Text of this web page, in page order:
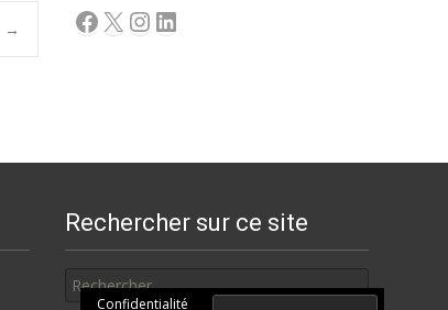
→ Facebook
X Instagram
LinkedIn
Rechercher sur ce site
Confidentialité